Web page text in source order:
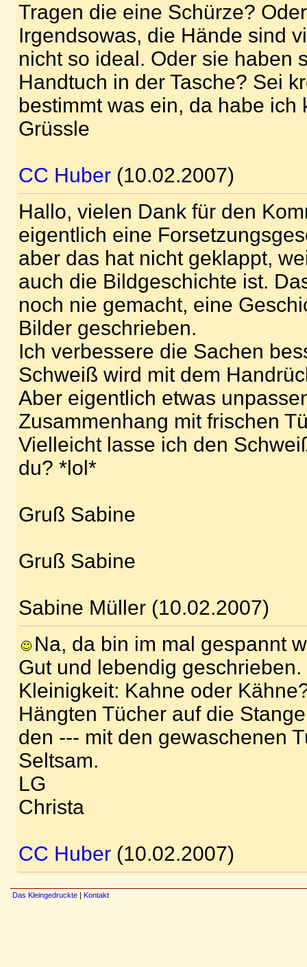
Tragen die eine Schürze?
Irgendsowas, die Hände sind
nicht so ideal. Oder sie haben
Handtuch in der Tasche? Sei
bestimmt was ein, da habe ich
Grüssle
CC Huber (10.02.2007)
Hallo, vielen Dank für den
eigentlich eine
aber das hat nicht geklappt,
auch die Bildgeschichte ist.
noch nie gemacht, eine
Bilder geschrieben.
Ich verbessere die Sachen
Schweiß wird mit dem
Aber eigentlich etwas
Zusammenhang mit frischen
Vielleicht lasse ich den
du? *lol*
Gruß Sabine
Gruß Sabine
Sabine Müller (10.02.2007)
Na, da bin im mal gespannt
Gut und lebendig geschrieben.
Kleinigkeit: Kahne oder
Hängten Tücher auf die
den --- mit den gewaschenen
Seltsam.
LG
Christa
CC Huber (10.02.2007)
Das Kleingedruckte | Kontakt